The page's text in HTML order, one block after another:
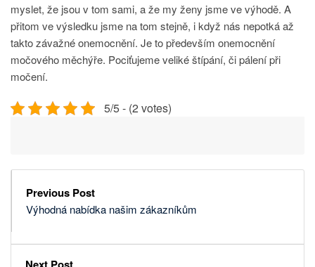
myslet, že jsou v tom sami, a že my ženy jsme ve výhodě. A
přitom ve výsledku jsme na tom stejně, i když nás nepotká až
takto závažné onemocnění. Je to především onemocnění
močového měchýře. Pociťujeme veliké štípání, či pálení při
močení.
5/5 - (2 votes)
Previous Post
Výhodná nabídka našim zákazníkům